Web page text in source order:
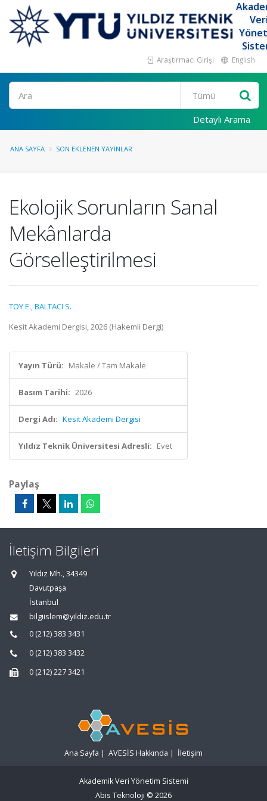
Araştırmacı Girişi English
Ara
Detaylı Arama
ANA SAYFA SON EKLENEN YAYINLAR
Ekolojik Sorunların Sanal
Mekânlarda
Görselleştirilmesi
TOY E.,BALTACI S.
Kesit Akademi Dergisi, 2026 (Hakemli Dergi)
Yayın Türü: Makale / Tam Makale
Basım Tarihi: 2026
Dergi Adı: Kesit Akademi Dergisi
Yıldız Teknik Üniversitesi Adresli: Evet
Paylaş
İletişim Bilgileri
Yıldız Mh., 34349
Davutpaşa
İstanbul
bilgiislem@yildiz.edu.tr
0 (212) 383 3431
0 (212) 383 3432
0 (212) 227 3421
Ana Sayfa | AVESİS Hakkında | İletişim
Akademik Veri Yönetim Sistemi
Abis Teknoloji © 2026